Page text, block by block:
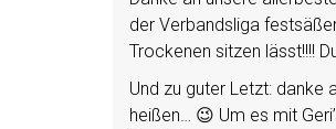
der Verbandsliga
Trockenen sitzen lässt!!!!
Und zu guter Letzt: danke
heißen… 😉 Um es mit